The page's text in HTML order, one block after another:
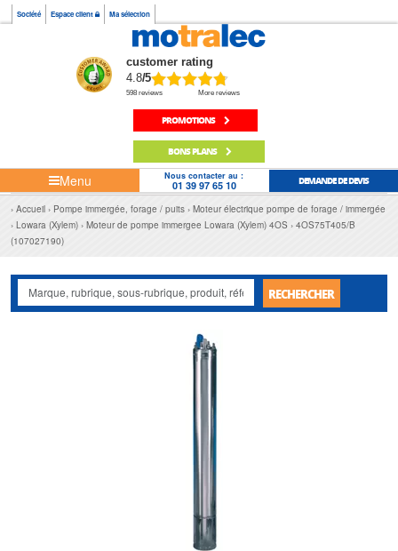
Société Espace client Ma sélection
customer rating
4.8/5
598 reviews More reviews
PROMOTIONS
BONS PLANS
Menu Nous contacter au :
01 39 97 65 10 DEMANDE DE DEVIS
Accueil Pompe immergée, forage / puits
Moteur électrique pompe de forage / immergée
Lowara (Xylem)
Moteur de pompe immergee Lowara (Xylem) 4OS
4OS75T405/B
(107027190)
RECHERCHER